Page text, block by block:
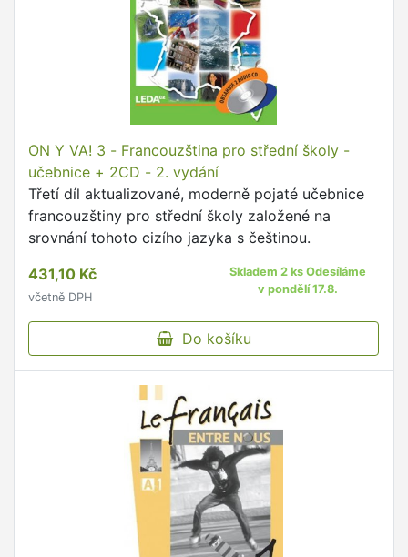
ON Y VA! 3 - Francouzština pro střední školy -
učebnice + 2CD - 2. vydání
Třetí díl aktualizované, moderně pojaté učebnice
francouzštiny pro střední školy založené na
srovnání tohoto cizího jazyka s češtinou.
431,10 Kč
včetně DPH
Skladem 2 ks Odesíláme
v pondělí 17.8.
Do košíku